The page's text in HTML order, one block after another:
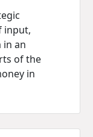
input,
an
of the
in